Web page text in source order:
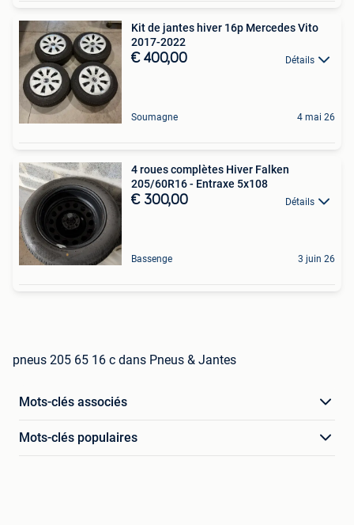
Kit de jantes hiver 16p Mercedes Vito
2017-2022
€ 400,00 Détails
Soumagne 4 mai 26
4 roues complètes Hiver Falken
205/60R16 - Entraxe 5x108
€ 300,00 Détails
Bassenge 3 juin 26
pneus 205 65 16 c dans Pneus & Jantes
Mots-clés associés
Mots-clés populaires